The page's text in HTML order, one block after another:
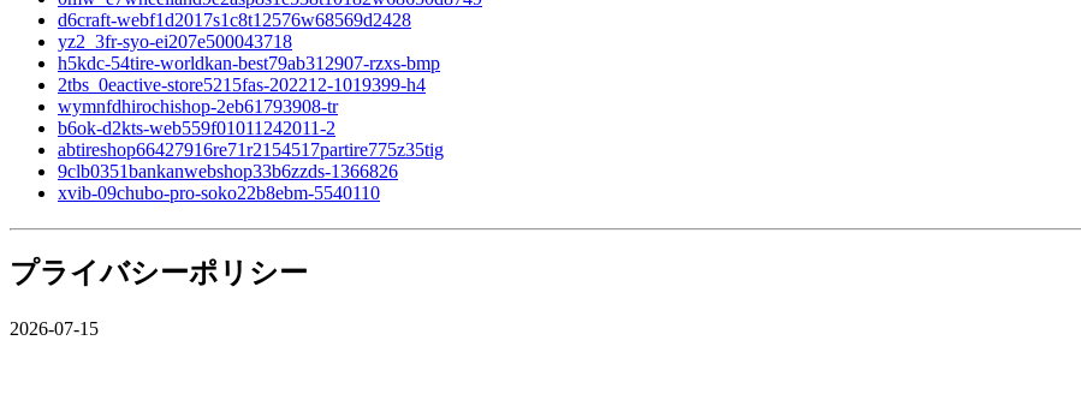
d6craft-webf1d2017s1c8t12576w68569d2428
yz2_3fr-syo-ei207e500043718
h5kdc-54tire-worldkan-best79ab312907-rzxs-bmp
2tbs_0eactive-store5215fas-202212-1019399-h4
wymnfdhirochishop-2eb61793908-tr
b6ok-d2kts-web559f01011242011-2
abtireshop66427916re71r2154517partire775z35tig
9clb0351bankanwebshop33b6zzds-1366826
xvib-09chubo-pro-soko22b8ebm-5540110
プライバシーポリシー
2026-07-15